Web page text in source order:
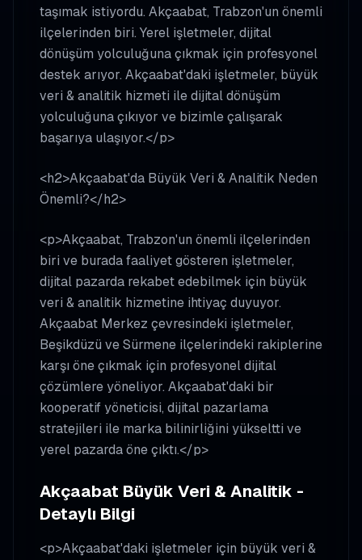
taşımak istiyordu. Akçaabat, Trabzon'un önemli
ilçelerinden biri. Yerel işletmeler, dijital
dönüşüm yolculuğuna çıkmak için profesyonel
destek arıyor. Akçaabat'daki işletmeler, büyük
veri & analitik hizmeti ile dijital dönüşüm
yolculuğuna çıkıyor ve bizimle çalışarak
başarıya ulaşıyor.</p>
<h2>Akçaabat'da Büyük Veri & Analitik Neden
Önemli?</h2>
<p>Akçaabat, Trabzon'un önemli ilçelerinden
biri ve burada faaliyet gösteren işletmeler,
dijital pazarda rekabet edebilmek için büyük
veri & analitik hizmetine ihtiyaç duyuyor.
Akçaabat Merkez çevresindeki işletmeler,
Beşikdüzü ve Sürmene ilçelerindeki rakiplerine
karşı öne çıkmak için profesyonel dijital
çözümlere yöneliyor. Akçaabat'daki bir
kooperatif yöneticisi, dijital pazarlama
stratejileri ile marka bilinirliğini yükseltti ve
yerel pazarda öne çıktı.</p>
Akçaabat Büyük Veri & Analitik -
Detaylı Bilgi
<p>Akçaabat'daki işletmeler için büyük veri &